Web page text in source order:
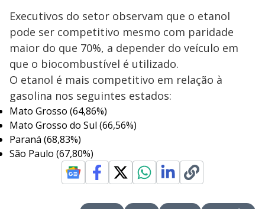
Executivos do setor observam que o etanol
pode ser competitivo mesmo com paridade
maior do que 70%, a depender do veículo em
que o biocombustível é utilizado.
O etanol é mais competitivo em relação à
gasolina nos seguintes estados:
Mato Grosso (64,86%)
Mato Grosso do Sul (66,56%)
Paraná (68,83%)
São Paulo (67,80%)